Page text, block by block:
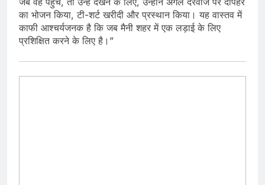
का भोजन किया, टी-शर्ट खरीदी और प्रस्थान किया। यह वास्तव में
काफी आश्चर्यजनक है कि जब मैनी शहर में एक लड़ाई के लिए
प्रशिक्षित करने के लिए है।”